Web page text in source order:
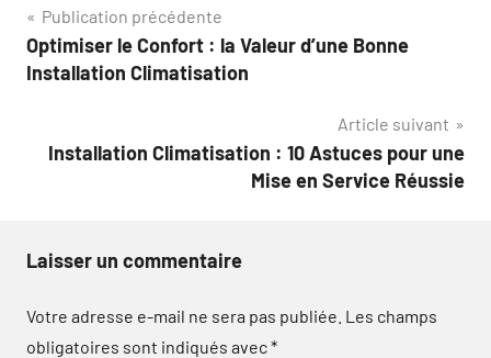
Navigation
de
Publication précédente
Optimiser le Confort : la Valeur d’une Bonne
Installation Climatisation
Article suivant
Installation Climatisation : 10 Astuces pour une
Mise en Service Réussie
Laisser un commentaire
Votre adresse e-mail ne sera pas publiée. Les champs
obligatoires sont indiqués avec*